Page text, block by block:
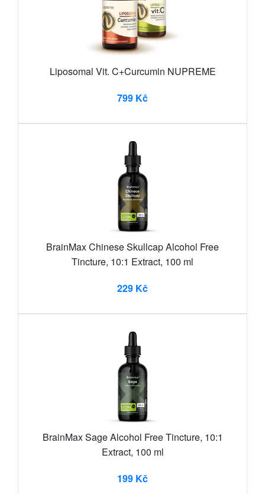
Liposomal Vit. C+Curcumin NUPREME
799 Kč
BrainMax Chinese Skullcap Alcohol Free
Tincture, 10:1 Extract, 100 ml
229 Kč
BrainMax Sage Alcohol Free Tincture, 10:1
Extract, 100 ml
199 Kč